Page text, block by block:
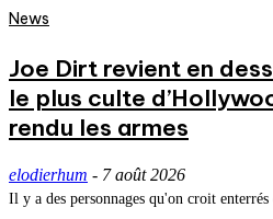
News
Joe Dirt revient en
le plus culte
rendu les armes
elodierhum - 7 août 2026
Il y a des personnages qu'on croit enterrés